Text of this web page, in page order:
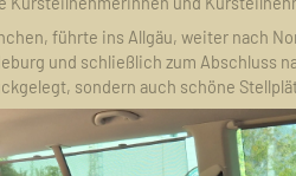
führte ins Allgäu, weiter nach
und schließlich zum Abschluss
sondern auch schöne